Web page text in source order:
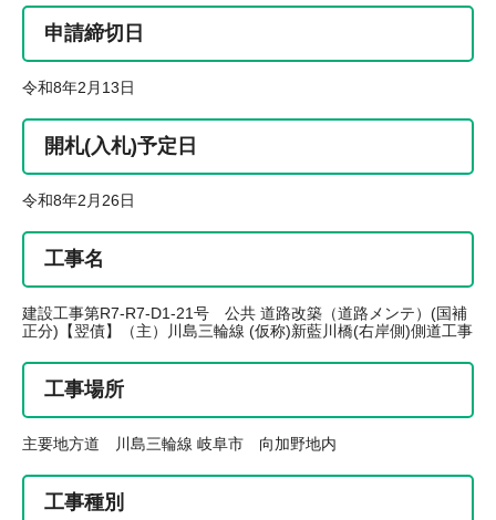
申請締切日
令和8年2月13日
開札(入札)予定日
令和8年2月26日
工事名
建設工事第R7-R7-D1-21号 公共 道路改築（道路メンテ）(国補
正分)【翌債】（主）川島三輪線 (仮称)新藍川橋(右岸側)側道工事
工事場所
主要地方道 川島三輪線 岐阜市 向加野地内
工事種別